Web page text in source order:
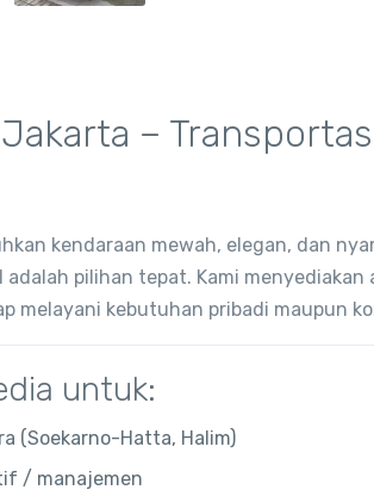
–
kendaraan mewah, elegan, dan
pilihan tepat. Kami
melayani kebutuhan pribadi maupun
untuk:
(Soekarno-Hatta, Halim)
/ manajemen